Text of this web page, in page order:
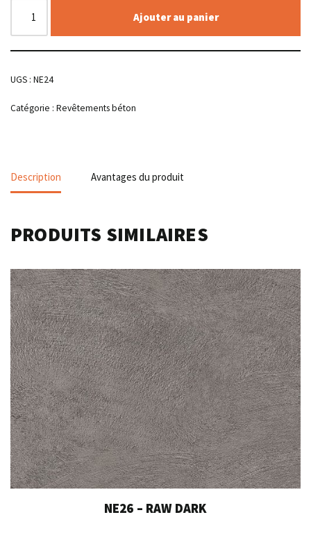
Ajouter au panier
UGS : NE24
Catégorie : Revêtements béton
Description Avantages du produit
PRODUITS SIMILAIRES
NE26 – RAW DARK